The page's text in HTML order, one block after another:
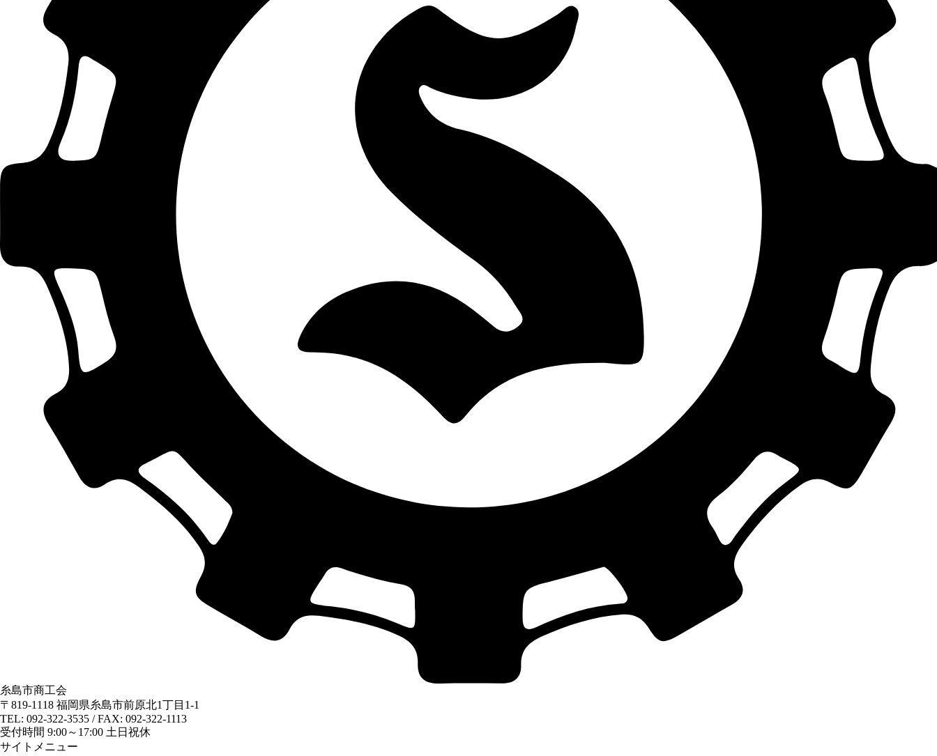
糸島市商工会
〒819-1118 福岡県糸島市前原北1丁目1-1
TEL: 092-322-3535 / FAX: 092-322-1113
受付時間 9:00～17:00 土日祝休
サイトメニュー